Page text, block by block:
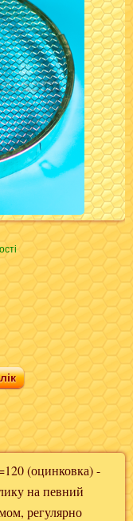
(оцинковка) -
на певний
регулярно